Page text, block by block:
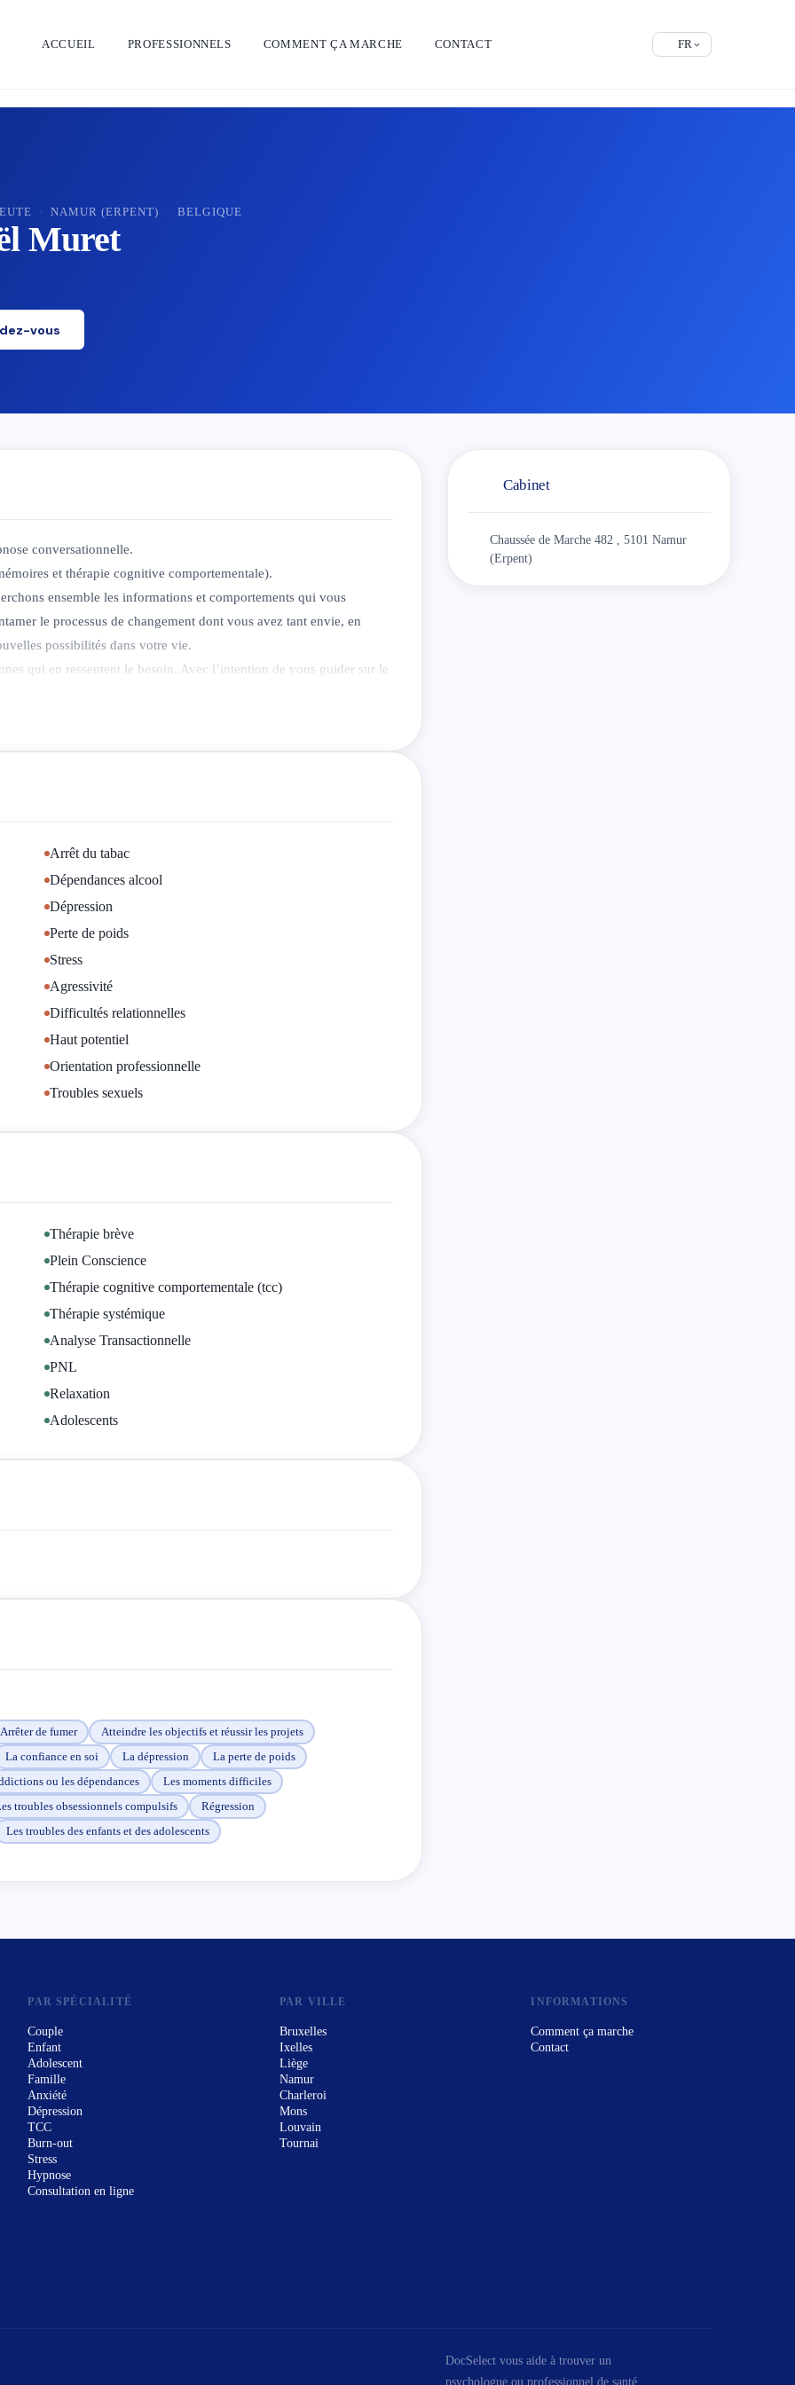
ACCUEIL PROFESSIONNELS COMMENT ÇA MARCHE CONTACT FR
· NAMUR (ERPENT) · BELGIQUE
Muret
vous
conversationnelle.
et thérapie cognitive comportementale).
ensemble les informations et comportements qui vous
le processus de changement dont vous avez tant envie, en
possibilités dans votre vie.
qui en ressentent le besoin. Avec l’intention de vous guider sur le
patient(e)-thérapeute sincère et sécurisée.
confiance en vous et sérénité face aux problèmes du
vie. Pour vous permettre d’atteindre vos objectifs quels qu’ils
mais vous ne savez pas par où commencer ? Parfois, venir en
pour dépasser ses blocages et l’objectif de commencer une
Arrêt du tabac
Dépendances alcool
Dépression
Perte de poids
Stress
Agressivité
Difficultés relationnelles
Haut potentiel
Orientation professionnelle
Troubles sexuels
Thérapie brève
Plein Conscience
Thérapie cognitive comportementale (tcc)
Thérapie systémique
Analyse Transactionnelle
PNL
Relaxation
Adolescents
Arrêter de fumer
Atteindre les objectifs et réussir les projets
La confiance en soi La dépression
La perte de poids
ou les dépendances
Les moments difficiles
troubles obsessionnels compulsifs
Régression
Les troubles des enfants et des adolescents
Cabinet
Chaussée de Marche 482 , 5101 Namur
(Erpent)
PAR SPÉCIALITÉ
Couple
Enfant
Adolescent
Famille
Anxiété
Dépression
TCC
Burn-out
Stress
Hypnose
Consultation en ligne
PAR VILLE
Bruxelles
Ixelles
Liège
Namur
Charleroi
Mons
Louvain
Tournai
INFORMATIONS
Comment ça marche
Contact
DocSelect vous aide à trouver un
psychologue ou professionnel de santé